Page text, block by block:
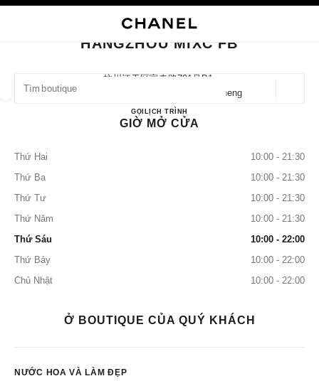
các đề xuất được hiển thị dưới thanh tìm kiếm này
ĐÓNG THẺ CỬA HÀNG HANGZHOU MIXC FB
HANGZHOU MIXC FB
杭州江干区富春路701号b1,
310020 Hangzhou, 江干 Zhejiang Sheng
GỌI57189702186
LỊCH TRÌNHHANGZHOU MIXC FB
GIỜ MỞ CỬA
Thứ Hai
10:00 - 21:30
Thứ Ba
10:00 - 21:30
Thứ Tư
10:00 - 21:30
Thứ Năm
10:00 - 21:30
Thứ Sáu
10:00 - 22:00
Thứ Bảy
10:00 - 22:00
Chủ Nhật
10:00 - 22:00
Ở BOUTIQUE CỦA QUÝ KHÁCH
NƯỚC HOA VÀ LÀM ĐẸP
lọc
lọc kết quả theo: